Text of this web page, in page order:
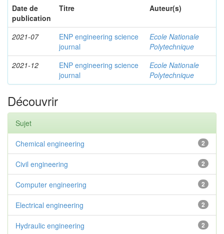
Date de
publication
Titre Auteur(s)
2021-07
ENP engineering science
journal
Ecole Nationale
Polytechnique
2021-12
ENP engineering science
journal
Ecole Nationale
Polytechnique
Découvrir
Sujet
2
Chemical engineering
2
Civil engineering
2
Computer engineering
2
Electrical engineering
2
Hydraulic engineering